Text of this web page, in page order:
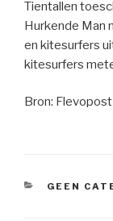
Tientallen
Hurkende Man
en kitesurfers
kitesurfers
Bron: Flevopost
GEEN